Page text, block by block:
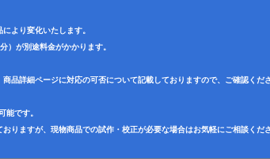
より変化いたします。
）が別途料金がかかります。
品詳細ページに対応の可否について記載しておりますので、ご確認くださ
能です。
りますが、現物商品での試作・校正が必要な場合はお気軽にご相談くださ